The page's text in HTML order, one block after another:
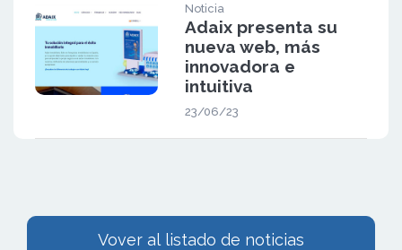
Noticia
Adaix presenta su
nueva web, más
innovadora e
intuitiva
23/06/23
Vover al listado de noticias